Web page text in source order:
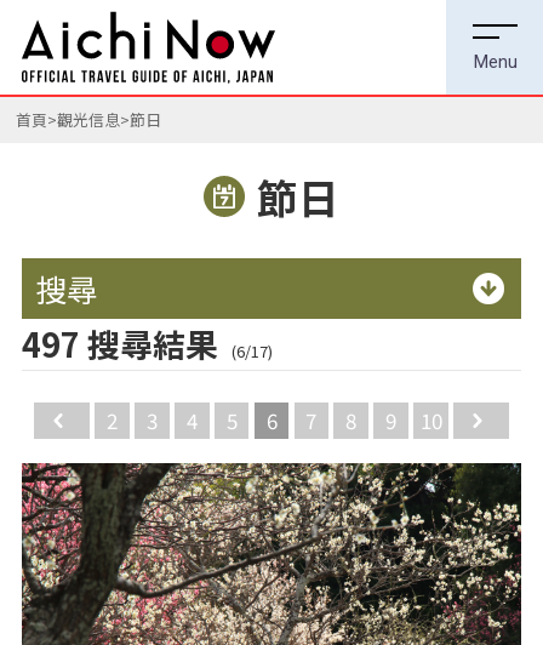
首頁 觀光信息 節日
節日
搜尋
497 搜尋結果 (6/17)
Back
2 3 4 5 6 7 8 9 10